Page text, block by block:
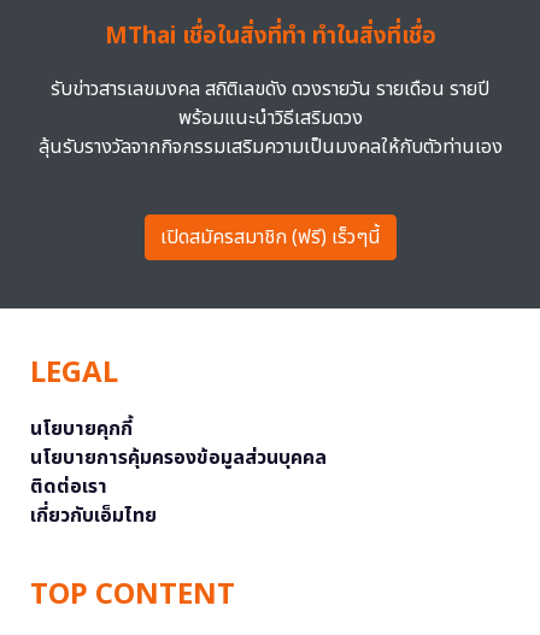
MThai เชื่อในสิ่งที่ทำ ทำในสิ่งที่เชื่อ
รับข่าวสารเลขมงคล สถิติเลขดัง ดวงรายวัน รายเดือน รายปี
พร้อมแนะนำวิธีเสริมดวง
ลุ้นรับรางวัลจากกิจกรรมเสริมความเป็นมงคลให้กับตัวท่านเอง
เปิดสมัครสมาชิก (ฟรี) เร็วๆนี้
LEGAL
นโยบายคุกกี้
นโยบายการคุ้มครองข้อมูลส่วนบุคคล
ติดต่อเรา
เกี่ยวกับเอ็มไทย
TOP CONTENT